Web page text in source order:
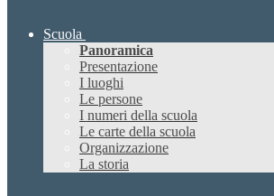
Scuola
Panoramica
Presentazione
I luoghi
Le persone
I numeri della scuola
Le carte della scuola
Organizzazione
La storia